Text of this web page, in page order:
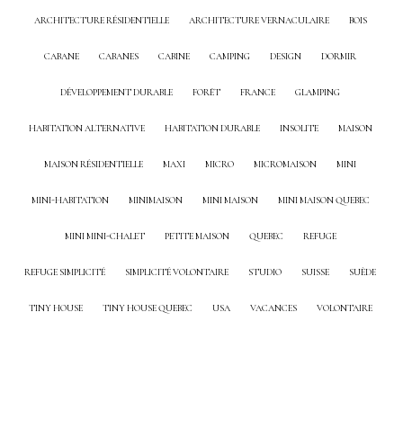
ARCHITECTURE RÉSIDENTIELLE ARCHITECTURE VERNACULAIRE BOIS
CABANE CABANES CABINE CAMPING DESIGN DORMIR
DÉVELOPPEMENT DURABLE FORÊT FRANCE GLAMPING
HABITATION ALTERNATIVE HABITATION DURABLE INSOLITE MAISON
MAISON RÉSIDENTIELLE MAXI MICRO MICROMAISON MINI
MINI-HABITATION MINIMAISON MINI MAISON MINI MAISON QUEBEC
MINI MINI-CHALET PETITE MAISON QUEBEC REFUGE
REFUGE SIMPLICITÉ SIMPLICITÉ VOLONTAIRE STUDIO SUISSE SUÈDE
TINY HOUSE TINY HOUSE QUEBEC USA VACANCES VOLONTAIRE